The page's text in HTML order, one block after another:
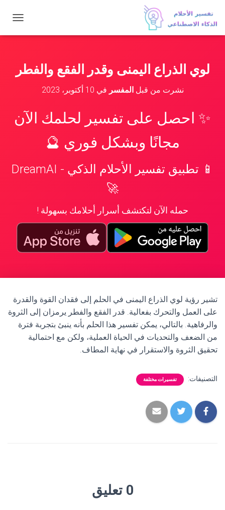
ب
ا
ل
لوي الذراع اليمنى وقدر الفقع والفطر
نشرت من قبلالمفسر في 10 أكتوبر، 2023
✨ احصل على تفسير لحلمك الآن
مجانًا وبشكل فوري 🔮
📱 تطبيق تفسير الأحلام الذكي - DreamAI
🚀
حمله الآن لتكتشف أسرار أحلامك بسهولة !
تشير رؤية لوي الذراع اليمنى في الحلم إلى فقدان القوة والقدرة
على العمل والتحرك بفعالية. قدر الفقع والفطر يرمزان إلى الثروة
والرفاهية. بالتالي، يمكن تفسير هذا الحلم بأنه ينبئ بتجربة فترة
من الضعف والتحديات في الحياة العملية، ولكن مع احتمالية
تحقيق الثروة والاستقرار في نهاية المطاف.
التصنيفات: تفسيرات مختلفة
0 تعليق